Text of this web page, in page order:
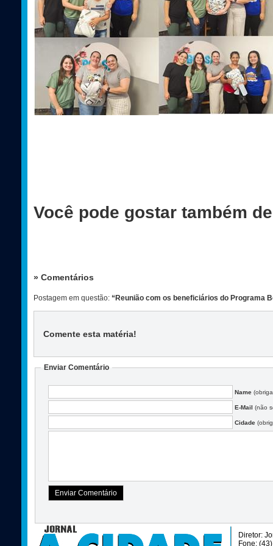
Você pode gostar também
» Comentários
Postagem em questão: “Reunião com os beneficiários do Programa
Comente esta matéria!
Enviar Comentário
Name
E-Mail (não
Cidade
Diretor:
Fone: